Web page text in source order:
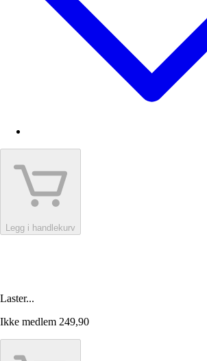
Legg i handlekurv
Laster...
Ikke medlem 249,90